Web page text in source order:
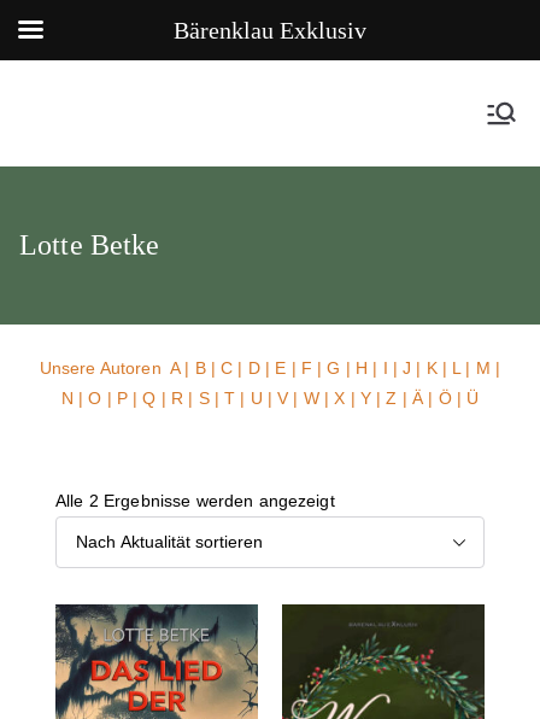
Lotte Betke
Unsere AutorenA| B|C | D| E | F |G | H | I |J | K| L | M |
N |O | P|Q | R | S|T | U | V | W| X | Y | Z | Ä | Ö | Ü
Alle 2 Ergebnisse werden angezeigt
Bärenklau Exklusiv